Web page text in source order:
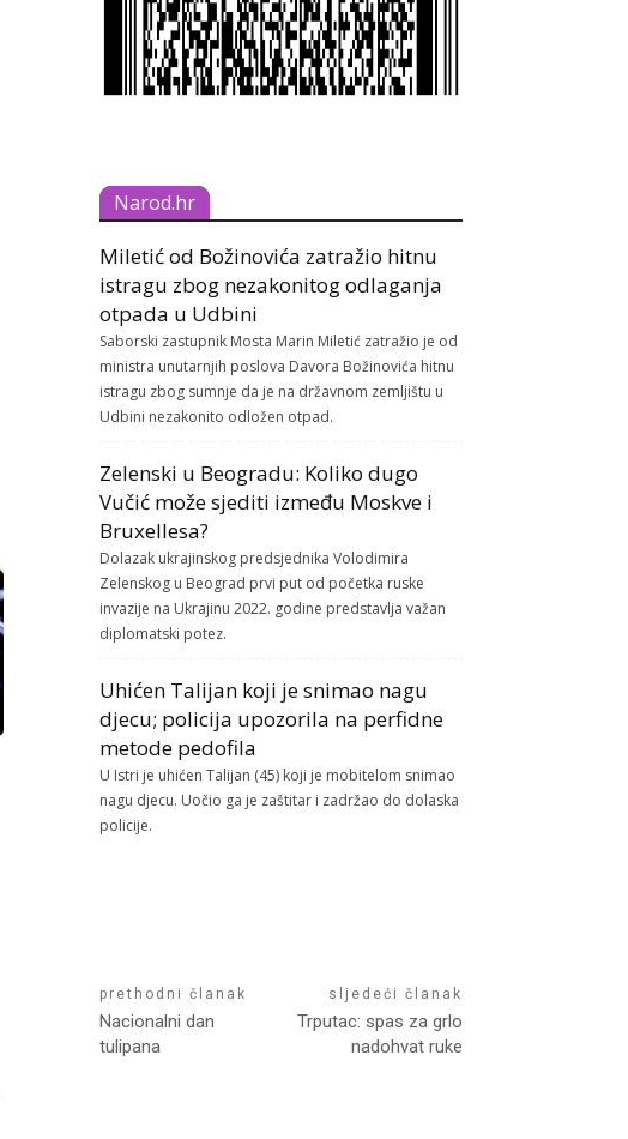
Narod.hr
Miletić od Božinovića zatražio hitnu
istragu zbog nezakonitog odlaganja
otpada u Udbini
Saborski zastupnik Mosta Marin Miletić zatražio je od
ministra unutarnjih poslova Davora Božinovića hitnu
istragu zbog sumnje da je na državnom zemljištu u
Udbini nezakonito odložen otpad.
Zelenski u Beogradu: Koliko dugo
Vučić može sjediti između Moskve i
Bruxellesa?
Dolazak ukrajinskog predsjednika Volodimira
Zelenskog u Beograd prvi put od početka ruske
invazije na Ukrajinu 2022. godine predstavlja važan
diplomatski potez.
Uhićen Talijan koji je snimao nagu
djecu; policija upozorila na perfidne
metode pedofila
U Istri je uhićen Talijan (45) koji je mobitelom snimao
nagu djecu. Uočio ga je zaštitar i zadržao do dolaska
policije.
prethodni članak
Nacionalni dan
tulipana
sljedeći članak
Trputac: spas za grlo
nadohvat ruke